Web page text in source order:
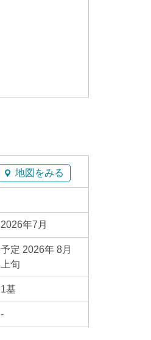
地図をみる
2026年7月
予定 2026年 8月
上旬
1基
-